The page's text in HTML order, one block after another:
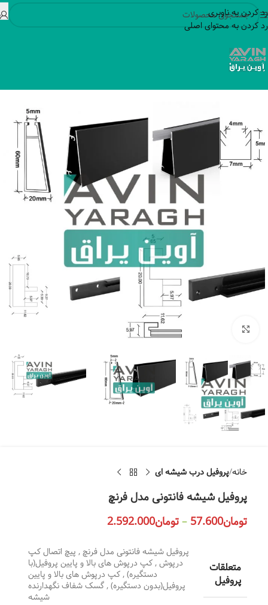
رد کردن به ناوبری
رد کردن به محتوای اصلی
خانه پروفیل درب شیشه ای
پروفیل شیشه فانتونی مدل فرنچ
تومان57.600
–تومان2.592.000
متعلقات
پروفیل
پروفیل شیشه فانتونی مدل فرنچ, پیچ اتصال کپ
درپوش,کپ درپوش های بالا و پایین پروفیل(با
دستگیره),کپ درپوش های بالا و پایین
پروفیل(بدون دستگیره),گسک شفاف نگهدارنده
شیشه